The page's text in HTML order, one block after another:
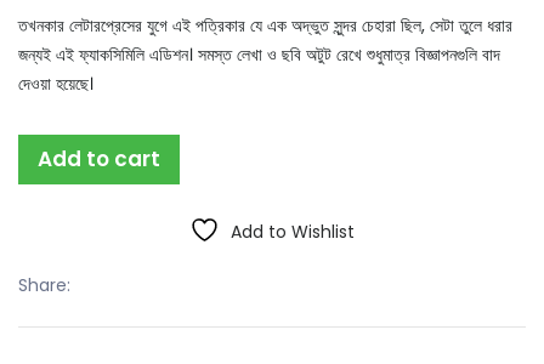
তখনকার লেটারপ্রেসের যুগে এই পত্রিকার যে এক অদ্ভুত সুন্দর চেহারা ছিল, সেটা তুলে ধরার
জন্যই এই ফ্যাকসিমিলি এডিশন। সমস্ত লেখা ও ছবি অটুট রেখে শুধুমাত্র বিজ্ঞাপনগুলি বাদ
দেওয়া হয়েছে।
Add to cart
Add to Wishlist
Share: